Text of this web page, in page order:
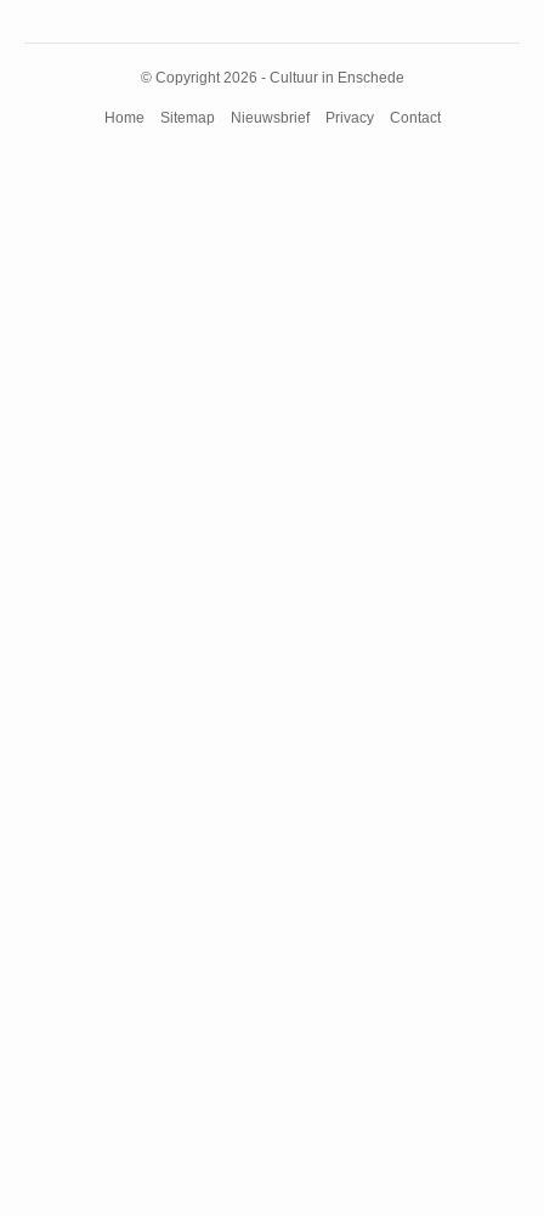
© Copyright 2026 - Cultuur in Enschede
Home Sitemap Nieuwsbrief Privacy Contact